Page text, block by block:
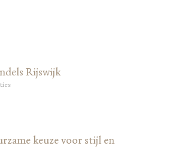
Rijswijk
keuze voor stijl en